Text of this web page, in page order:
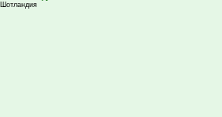
Шотландия